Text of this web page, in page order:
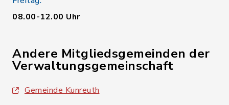
08.00-12.00 Uhr
Andere Mitgliedsgemeinden der
Verwaltungsgemeinschaft
Gemeinde Kunreuth